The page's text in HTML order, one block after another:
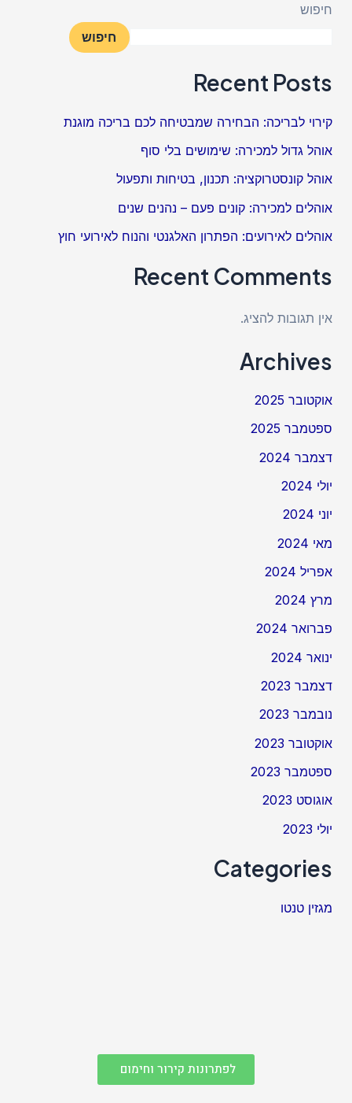
חיפוש
חיפוש
Recent Posts
קירוי לבריכה: הבחירה שמבטיחה לכם בריכה מוגנת
אוהל גדול למכירה: שימושים בלי סוף
אוהל קונסטרוקציה: תכנון, בטיחות ותפעול
אוהלים למכירה: קונים פעם – נהנים שנים
אוהלים לאירועים: הפתרון האלגנטי והנוח לאירועי חוץ
Recent Comments
אין תגובות להציג.
Archives
אוקטובר 2025
ספטמבר 2025
דצמבר 2024
יולי 2024
יוני 2024
מאי 2024
אפריל 2024
מרץ 2024
פברואר 2024
ינואר 2024
דצמבר 2023
נובמבר 2023
אוקטובר 2023
ספטמבר 2023
אוגוסט 2023
יולי 2023
Categories
מגזין טנטו
לפתרונות קירור וחימום